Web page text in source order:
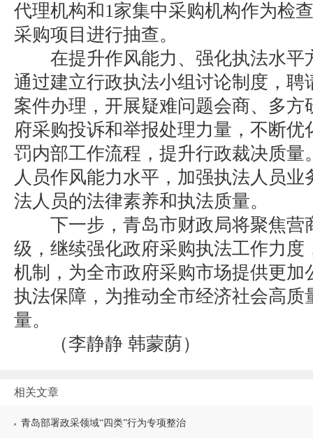
代理机构和1家集中采购机构作为检
采购项目进行抽查。
在提升作风能力、强化执法水平
通过建立行政执法小组讨论制度，聘
案件办理，开展疑难问题会商、多方
府采购投诉和举报处理力量，不断优
罚内部工作流程，提升行政裁决质量
人员作风能力水平，加强执法人员
法人员的法律素养和执法质量。
下一步，青岛市财政局将聚焦营
级，继续强化政府采购执法工作力度
机制，为全市政府采购市场提供更加
执法保障，为推动全市经济社会高质
量。
（李静静 韩蒙荫）
相关文章
青岛部署政采领域“四类”行为专项整治